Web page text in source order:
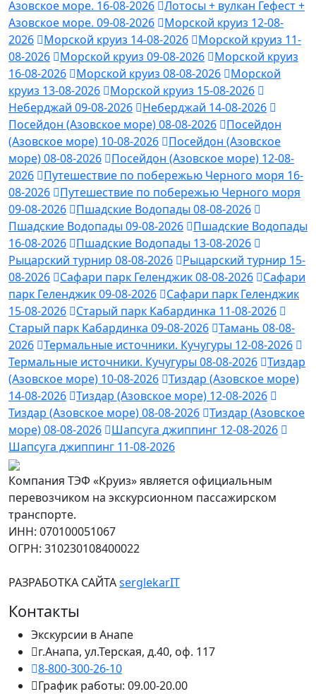
Азовское море. 16-08-2026
Лотосы + вулкан Гефест +
Азовское море. 09-08-2026
Морской круиз 12-08-
2026
Морской круиз 14-08-2026
Морской круиз 11-
08-2026
Морской круиз 09-08-2026
Морской круиз
16-08-2026
Морской круиз 08-08-2026
Морской
круиз 13-08-2026
Морской круиз 15-08-2026
Неберджай 09-08-2026
Неберджай 14-08-2026
Посейдон (Азовское море) 08-08-2026
Посейдон
(Азовское море) 10-08-2026
Посейдон (Азовское
море) 08-08-2026
Посейдон (Азовское море) 12-08-
2026
Путешествие по побережью Черного моря 16-
08-2026
Путешествие по побережью Черного моря
09-08-2026
Пшадские Водопады 08-08-2026
Пшадские Водопады 09-08-2026
Пшадские Водопады
16-08-2026
Пшадские Водопады 13-08-2026
Рыцарский турнир 08-08-2026
Рыцарский турнир 15-
08-2026
Сафари парк Геленджик 08-08-2026
Сафари
парк Геленджик 09-08-2026
Сафари парк Геленджик
15-08-2026
Старый парк Кабардинка 11-08-2026
Старый парк Кабардинка 09-08-2026
Тамань 08-08-
2026
Термальные источники. Кучугуры 12-08-2026
Термальные источники. Кучугуры 08-08-2026
Тиздар
(Азовское море) 10-08-2026
Тиздар (Азовское море)
14-08-2026
Тиздар (Азовское море) 12-08-2026
Тиздар (Азовское море) 08-08-2026
Тиздар (Азовское
море) 08-08-2026
Шапсуга джиппинг 12-08-2026
Шапсуга джиппинг 11-08-2026
Компания ТЭФ «Круиз» является официальным
перевозчиком на экскурсионном пассажирском
транспорте.
ИНН: 070100051067
ОГРН: 310230108400022
РАЗРАБОТКА САЙТАserglekarIT
Контакты
Экскурсии в Анапе
г.Анапа, ул.Терская, д.40, оф. 117
8-800-300-26-10
График работы: 09.00-20.00